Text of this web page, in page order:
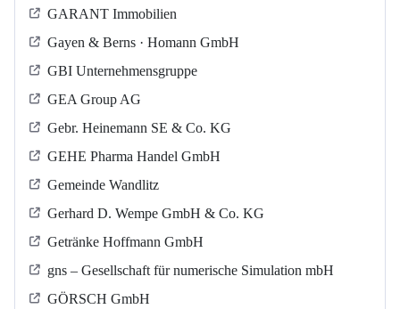
GARANT Immobilien
Gayen & Berns · Homann GmbH
GBI Unternehmensgruppe
GEA Group AG
Gebr. Heinemann SE & Co. KG
GEHE Pharma Handel GmbH
Gemeinde Wandlitz
Gerhard D. Wempe GmbH & Co. KG
Getränke Hoffmann GmbH
gns – Gesellschaft für numerische Simulation mbH
GÖRSCH GmbH